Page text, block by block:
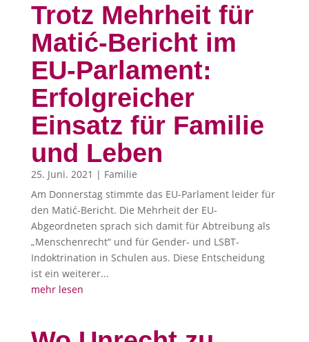
Trotz Mehrheit für
Matić-Bericht im
EU-Parlament:
Erfolgreicher
Einsatz für Familie
und Leben
25. Juni. 2021 | Familie
Am Donnerstag stimmte das EU-Parlament leider für
den Matić-Bericht. Die Mehrheit der EU-
Abgeordneten sprach sich damit für Abtreibung als
„Menschenrecht“ und für Gender- und LSBT-
Indoktrination in Schulen aus. Diese Entscheidung
ist ein weiterer...
mehr lesen